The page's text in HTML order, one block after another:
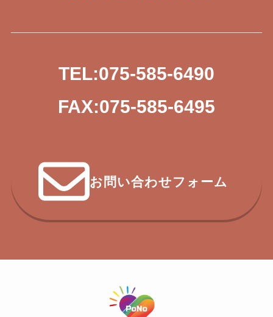
TEL:075-585-6490
FAX:075-585-6495
お問い合わせフォーム